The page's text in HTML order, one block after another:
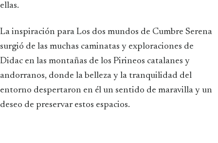
ellas.
La inspiración para Los dos mundos de Cumbre Serena
surgió de las muchas caminatas y exploraciones de
Didac en las montañas de los Pirineos catalanes y
andorranos, donde la belleza y la tranquilidad del
entorno despertaron en él un sentido de maravilla y un
deseo de preservar estos espacios.